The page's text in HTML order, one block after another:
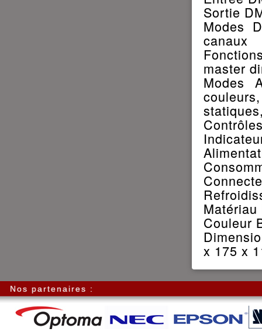
Sortie
Modes
canaux
master
Modes
Couleur
x 175 x
Nos partenaires :